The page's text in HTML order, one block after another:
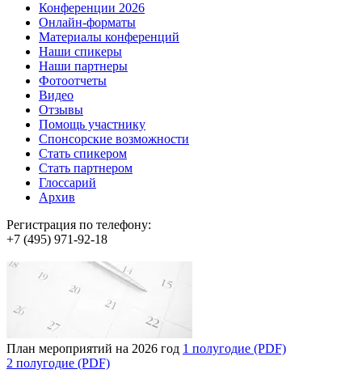
Конференции 2026
Онлайн-форматы
Материалы конференций
Наши спикеры
Наши партнеры
Фотоотчеты
Видео
Отзывы
Помощь участнику
Спонсорские возможности
Стать спикером
Стать партнером
Глоссарий
Архив
Регистрация по телефону:
+7 (495) 971-92-18
План мероприятий на 2026 год 1 полугодие (PDF)
2 полугодие (PDF)